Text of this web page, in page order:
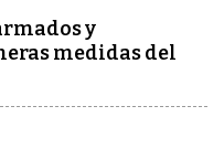
y
medidas del